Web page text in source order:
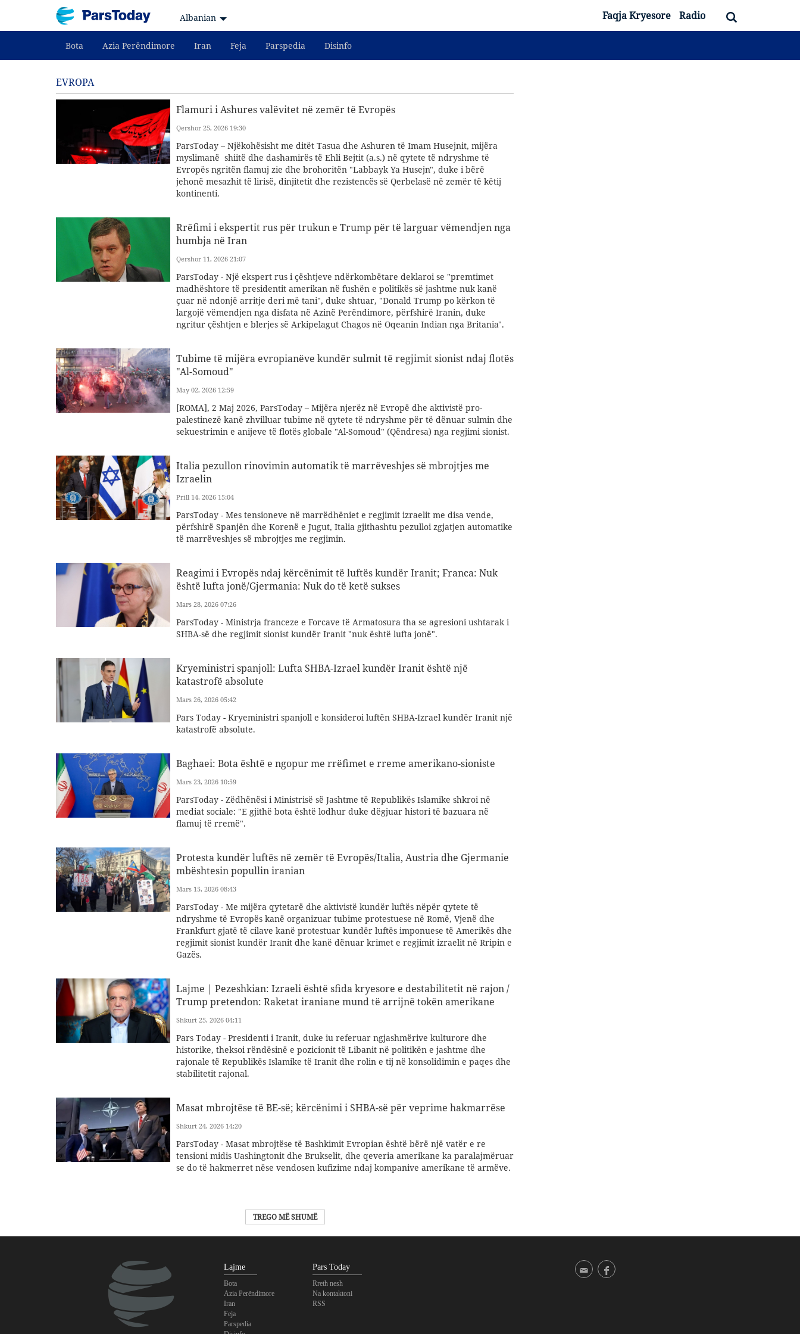
Albanian Faqja Kryesore Radio
Bota Azia Perëndimore Iran Feja Parspedia Disinfo
EVROPA
Flamuri i Ashures valëvitet në zemër të Evropës
Qershor 25, 2026 19:30
ParsToday – Njëkohësisht me ditët Tasua dhe Ashuren të Imam Husejnit, mijëra
myslimanë shiitë dhe dashamirës të Ehli Bejtit (a.s.) në qytete të ndryshme të
Evropës ngritën flamuj zie dhe brohoritën "Labbayk Ya Husejn", duke i bërë
jehonë mesazhit të lirisë, dinjitetit dhe rezistencës së Qerbelasë në zemër të këtij
kontinenti.
Rrëfimi i ekspertit rus për trukun e Trump për të larguar vëmendjen nga
humbja në Iran
Qershor 11, 2026 21:07
ParsToday - Një ekspert rus i çështjeve ndërkombëtare deklaroi se "premtimet
madhështore të presidentit amerikan në fushën e politikës së jashtme nuk kanë
çuar në ndonjë arritje deri më tani", duke shtuar, "Donald Trump po kërkon të
largojë vëmendjen nga disfata në Azinë Perëndimore, përfshirë Iranin, duke
ngritur çështjen e blerjes së Arkipelagut Chagos në Oqeanin Indian nga Britania".
Tubime të mijëra evropianëve kundër sulmit të regjimit sionist ndaj flotës
"Al-Somoud"
May 02, 2026 12:59
[ROMA], 2 Maj 2026, ParsToday – Mijëra njerëz në Evropë dhe aktivistë pro-
palestinezë kanë zhvilluar tubime në qytete të ndryshme për të dënuar sulmin dhe
sekuestrimin e anijeve të flotës globale "Al-Somoud" (Qëndresa) nga regjimi sionist.
Italia pezullon rinovimin automatik të marrëveshjes së mbrojtjes me
Izraelin
Prill 14, 2026 15:04
ParsToday - Mes tensioneve në marrëdhëniet e regjimit izraelit me disa vende,
përfshirë Spanjën dhe Korenë e Jugut, Italia gjithashtu pezulloi zgjatjen automatike
të marrëveshjes së mbrojtjes me regjimin.
Reagimi i Evropës ndaj kërcënimit të luftës kundër Iranit; Franca: Nuk
është lufta jonë/Gjermania: Nuk do të ketë sukses
Mars 28, 2026 07:26
ParsToday - Ministrja franceze e Forcave të Armatosura tha se agresioni ushtarak i
SHBA-së dhe regjimit sionist kundër Iranit "nuk është lufta jonë".
Kryeministri spanjoll: Lufta SHBA-Izrael kundër Iranit është një
katastrofë absolute
Mars 26, 2026 05:42
Pars Today - Kryeministri spanjoll e konsideroi luftën SHBA-Izrael kundër Iranit një
katastrofë absolute.
Baghaei: Bota është e ngopur me rrëfimet e rreme amerikano-sioniste
Mars 23, 2026 10:59
ParsToday - Zëdhënësi i Ministrisë së Jashtme të Republikës Islamike shkroi në
mediat sociale: "E gjithë bota është lodhur duke dëgjuar histori të bazuara në
flamuj të rremë".
Protesta kundër luftës në zemër të Evropës/Italia, Austria dhe Gjermanie
mbështesin popullin iranian
Mars 15, 2026 08:43
ParsToday - Me mijëra qytetarë dhe aktivistë kundër luftës nëpër qytete të
ndryshme të Evropës kanë organizuar tubime protestuese në Romë, Vjenë dhe
Frankfurt gjatë të cilave kanë protestuar kundër luftës imponuese të Amerikës dhe
regjimit sionist kundër Iranit dhe kanë dënuar krimet e regjimit izraelit në Rripin e
Gazës.
Lajme | Pezeshkian: Izraeli është sfida kryesore e destabilitetit në rajon /
Trump pretendon: Raketat iraniane mund të arrijnë tokën amerikane
Shkurt 25, 2026 04:11
Pars Today - Presidenti i Iranit, duke iu referuar ngjashmërive kulturore dhe
historike, theksoi rëndësinë e pozicionit të Libanit në politikën e jashtme dhe
rajonale të Republikës Islamike të Iranit dhe rolin e tij në konsolidimin e paqes dhe
stabilitetit rajonal.
Masat mbrojtëse të BE-së; kërcënimi i SHBA-së për veprime hakmarrëse
Shkurt 24, 2026 14:20
ParsToday - Masat mbrojtëse të Bashkimit Evropian është bërë një vatër e re
tensioni midis Uashingtonit dhe Brukselit, dhe qeveria amerikane ka paralajmëruar
se do të hakmerret nëse vendosen kufizime ndaj kompanive amerikane të armëve.
TREGO MË SHUMË
Lajme
Bota
Azia Perëndimore
Iran
Feja
Parspedia
Pars Today
Rreth nesh
Na kontaktoni
RSS